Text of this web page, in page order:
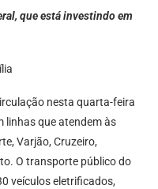
que está investindo em
nesta quarta-feira
linhas que atendem às
Varjão, Cruzeiro,
O transporte público do
veículos eletrificados,